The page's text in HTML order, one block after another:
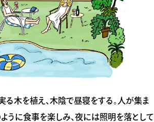
木を植え、木陰で昼寝をする。人が集ま
うに食事を楽しみ、夜には照明を落として